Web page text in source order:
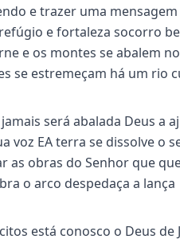
e trazer uma mensagem
e fortaleza socorro
e os montes se abalem
se estremeçam há um rio
será abalada Deus a
voz EA terra se dissolve o
as obras do Senhor que
o arco despedaça a lança
está conosco o Deus de